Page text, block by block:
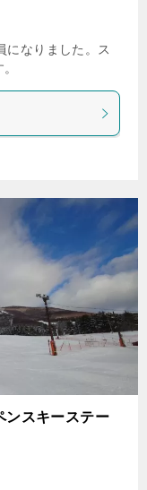
になりました。ス
ンスキーステー